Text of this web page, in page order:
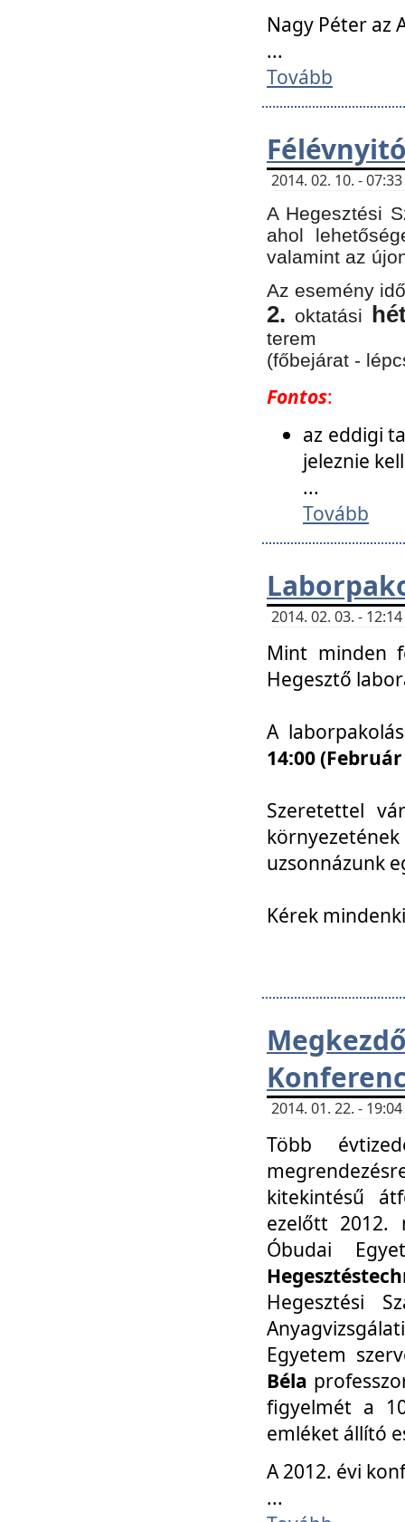
Nagy Péter az
...
Tovább
2014. 02. 10. -
A Hegesztési
ahol
valamint az
Az esemény
2. oktatási
terem
(főbejárat -
Fontos:
az eddigi
jeleznie
...
Tovább
2014. 02. 03. -
Mint minden
Hegesztő
A
14:00
Szeretettel
uzsonnázunk
Kérek
2014. 01. 22. -
Több
kitekintésű
ezelőtt 2012.
Óbudai
Hegesztési
Egyetem
Béla
figyelmét a
emléket állító
A 2012. évi
...